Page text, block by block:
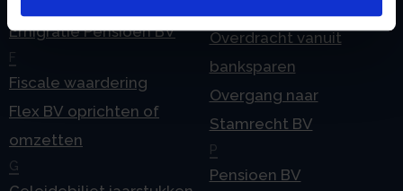
Emigratie Pensioen BV
F
Fiscale waardering
Flex BV oprichten of
omzetten
G
Overdracht vanuit
banksparen
Overgang naar
Stamrecht BV
P
Pensioen BV